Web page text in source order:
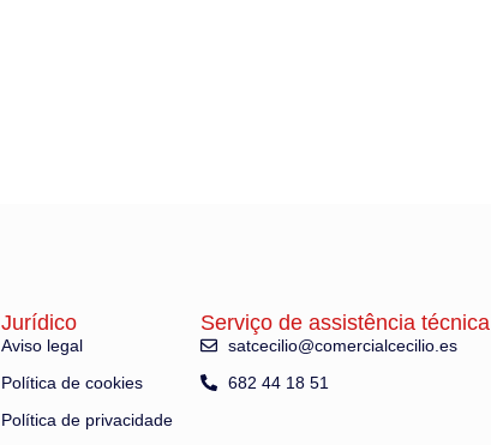
Jurídico
Aviso legal
Política de cookies
Política de privacidade
Serviço de assistência técnica
satcecilio@comercialcecilio.es
682 44 18 51